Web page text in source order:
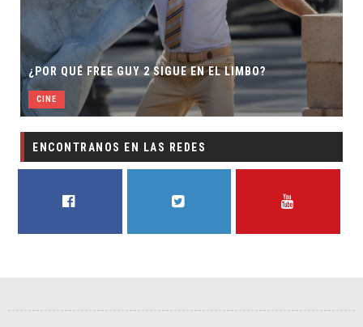
SECUELA DE JURASSIC WORLD REBIRTH
DIRECTOR
CINE
ENCONTRANOS EN LAS REDES